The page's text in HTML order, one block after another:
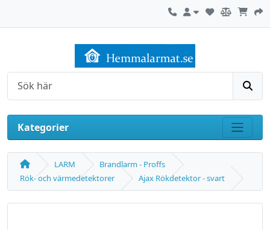
Kontakta oss
Mitt konto
Sök
Kategorier
Visa
LARM
Brandlarm - Proffs
Rök- och värmedetektorer
Ajax Rökdetektor - svart